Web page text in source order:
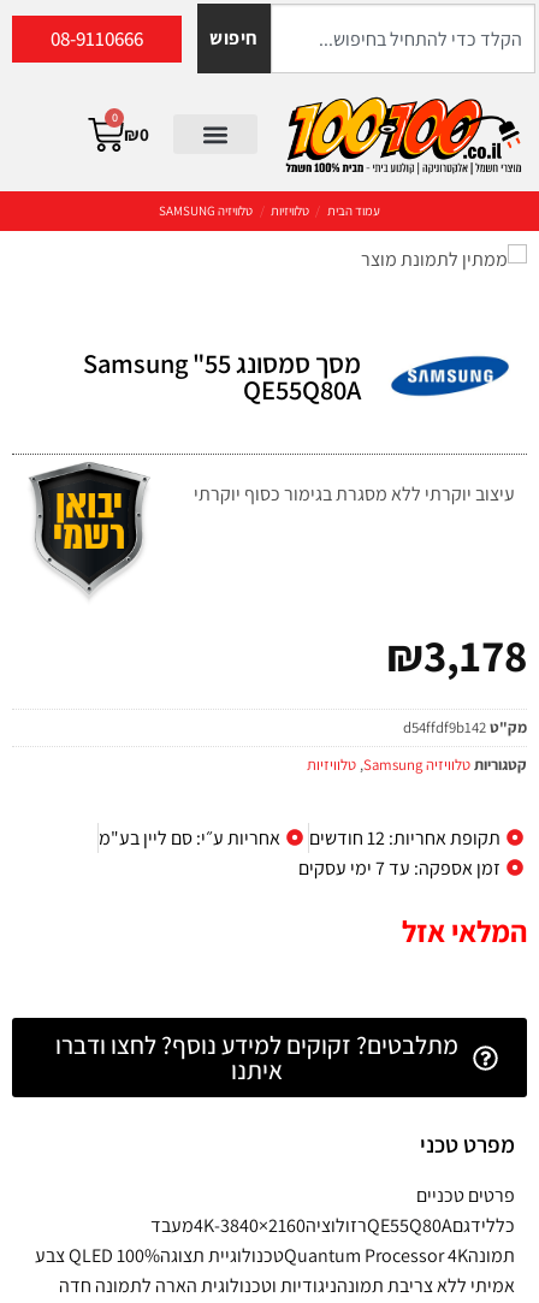
חיפוש 08-9110666
₪0
0
עמוד הבית / טלוויזיות / טלוויזיה SAMSUNG
מסך סמסונג 55" Samsung
QE55Q80A
עיצוב יוקרתי ללא מסגרת בגימור כסוף יוקרתי
₪3,178
מק"טd54ffdf9b142
קטגוריותטלוויזיה Samsung , טלוויזיות
תקופת אחריות: 12 חודשים
אחריות ע״י: סם ליין בע"מ
זמן אספקה: עד 7 ימי עסקים
המלאי אזל
מתלבטים? זקוקים למידע נוסף? לחצו ודברו
איתנו
מפרט טכני
פרטים טכניים
כללידגםQE55Q80Aרזולוציה4K-3840×2160מעבד
תמונהQuantum Processor 4Kטכנולוגיית תצוגהQLED 100% צבע
אמיתי ללא צריבת תמונהניגודיות וטכנולוגית הארה לתמונה חדה